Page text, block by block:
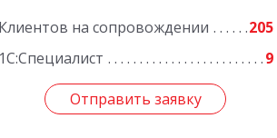
Клиентов на сопровождении
205
1С:Специалист
9
Отправить заявку
Подробнее
Отправить заявку